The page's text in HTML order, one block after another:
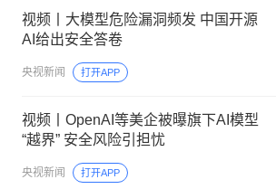
视频丨大模型危险漏洞频发 中国开源
AI给出安全答卷
央视新闻 打开APP
视频丨OpenAI等美企被曝旗下AI模型
“越界” 安全风险引担忧
央视新闻 打开APP